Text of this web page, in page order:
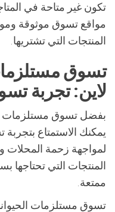
تكون غير متاحة في
مواقع تسوق موثوقة
المنتجات التي تشتريها.
تسوق
لاين: تجربة
يمكنك الاستمتاع
لمواجهة زحمة المحلات
المنتجات التي
ممتعة.
تسوق مستلزمات